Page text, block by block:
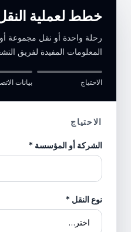
خطط لعملية
رحلة واحدة أو نقل مجموعة
المعلومات المفيدة لفريق
الاحتياج بيانات
الاحتياج
الشركة أو المؤسسة *
نوع النقل *